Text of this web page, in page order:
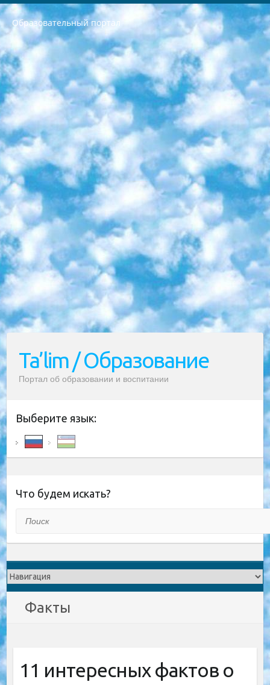
Образовательный портал
РЕСПУБЛИКА УЗБЕКИСТАН МИНИСТРЕРСТВО ДОШКОЛЬНОГО И ШКОЛЬНОГО ОБРАЗОВАНИЯ КОМАНДА в общеобразовательных учреждениях в 2023-2024 учебном году организация и проведение итоговой государственной аттестации обучающихся о Министра дошкольного и школьного образования Республики Узбекистан от 4 марта 2008 года (постановлением Минюста от 20 марта 2008 года № 1778 государственной регистрации) «Итоговое состояние учащихся общего среднего образования на основании положения об утверждении положения об аттестации общего среднего образования выпускной экзамен студентов в образовательных учреждениях в 2023-2024 учебном году В целях организации и прохождения аттестации приказываю: 1. Следующее: перечень предметов, по которым будет проводиться итоговая государственная аттестация и экзамен формы перевода согласно приложению 1; сертификаты международного образца, оценивающие уровень владения иностранными языками перечень согласно приложению 2; 2. Педагогический при специализированных образовательных учреждениях. научно-практический центр квалификации и международной оценки (Д.Давидова) 2024 г. До 25 марта: задания по предметам, по которым будет проводиться итоговая аттестация разработка и утверждение технических условий; итоговая аттестация на основании разработанного предметного задания разработка вопросов по предметам (устно и письменно), экзамен передача; общеобразовательные средние школы и специальные учебные заведения учащиеся выпускных классов школ и интернатов в агентской системе подготовка базы данных экзаменационных материалов и критериев оценки; перевод базы экзаменационных материалов на все языки обучения подать в Республиканский образовательный центр для изготовления; варианты экзаменов на основе разработанных контрольных материалов пусть будут поставлены задачи формирования. 3. Республиканский образовательный центр (Ш.Худайкулов) до 5 апреля 2024 года. до: база данных предоставленных экзаменационных материалов на все языки обучения перевод и экспертиза; для слепых, слабовидящих, глухих, слабослышащих и умственно отсталых детей учащиеся выпускных классов специализированных школ и школ-интернатов база данных экзаменационных материалов на всех преподаваемых языках подготовка критериев оценки; специализированные школы для умственно отсталых детей и технологии для учащихся выпускных классов школ-интернатов разработка соответствующих рекомендаций и критериев проведения ЕГЭ по естествознанию давать задания. 4. Педагогический при специализированных образовательных учреждениях. Научно-практический центр навыков и международной оценки (Д.Давидова), Республика образовательный центр (Худайкулов Ш.) итоговый государственный аттестационный экзамен ориентирован на творческое и логическое мышление при подготовке базы материалов учитывать введение заданий. 5. Следует отметить, что: сертификат государственного образца о знании общеобразовательного предмета и как минимум национальный уровень B1 по предметам на иностранных языках, указанным в Приложении 2. или международно признанный сертификат эквивалентного уровня студенты, изучающие определенный предмет, освобождаются от экзамена; по соответствующим предметам запланирована итоговая государственная аттестация за день до дня, путем жеребьевки Рабочей группой (в письменной форме по предметам, проводимым в форме) из числа сформированных вариантов выбрано 2 варианта; 2 выбранных варианта экзамена анонсированы на официальном сайте министерства и все выпускники по всей стране на основе этих вариантов проводит итоговую государственную аттестацию. 6. Государственное образование учащихся средних общеобразовательных учреждений. знания в соответствии с квалификационными требованиями, которые необходимо приобрести на основании стандартов итоговый (выпускной) контроль для 9 и 11 классов в целях тестирования Экзамены (далее – экзамены) состоят из предметов, перечисленных в приложении 1. будет сделано. 7. Экзамены пройдут с 26 мая по 15 июня 2024 г. (кроме науки физического воспитания). 8. Физическая для учащихся 9 классов общесредних образовательных учреждений. Экзамены по предмету «Образование, квалификация медицина» 1-6 мая 2024 года. сотрудники перевести под присмотр (с отклонениями в физическом или умственном развитии) специализированная школа для детей, школы-интернаты и со сколиозом школы-интернаты санаторного типа для больных детей исключены). 9. Он был слепым, слабовидящим и имел нарушения опорно-двигательного аппарата. экзамены в специализированных школах и интернатах для детей должны проводиться исходя из требований, предъявляемых к общеобразовательным учреждениям (физкультура кроме науки). 10. Специализированная школа для глухих и слабослышащих детей. и экзамены в интернатах и быть реализован в виде письменного теста по математике. 11. Специальность для умственно отсталых детей. Для 9 класса Родной язык и литературное письмо Государственный язык (язык обучения – узбекский). для неклассов) написано Математическое письмо Письменная/устная история Узбекистана Физическое воспитание практично Итоговый контроль Для 11 класса Написание родного языка и литературы (эссе) Математическое письмо Узбекский язык (обучение на узбекском языке) не посещающее общее среднее образование для учреждений)/Образовательное учреждение выбор письменный и устный Иностранный язык письменный/устный Письменная/устная история Узбекистана *По выбору студента:  Химия  Физика  Основы государственного права  География 10 бесплатных образовательных ресурсов - Мы составили подборку онлайн-проектов с интерактивными упражнениями, видеолекциями и статьями. Они помогут вам обрести новые и освежить старые знания бесплатно. 1. «ИНТУИТ» Старейшая образовательная площадка Рунета. Здесь вы найдёте сотни текстовых и видеокурсов на десятки различных тем — от программирования до психологии. Многие курсы подготовлены российскими университетами и крупными международными компаниями вроде Intel и Microsoft. Самостоятельное обучение бесплатное, но желающие могут оплатить услуги персональных наставников. 2. «Смартия» знакомит с актуальными профессиями и подсказывает, как им обучаться. Выбрав заинтересовавшую вас специальность — SMM-специалист, фотограф, веб-дизайнер или другую, — увидите список необходимых для неё умений. Чтобы вы могли освоить их самостоятельно, для каждого умения площадка отображает подборку ссылок на учебные материалы. Хотя «Смартия» ориентируется на русскоязычную аудиторию, часть контента всё же доступна только на английском. 3. «Лекторий Физтеха» Проект Московского физико-технического института (Физтеха). С его помощью вы можете смотреть онлайн серии лекций, записанные на видео в этом вузе. В числе доступных предметов — физика, биология, химия, информационные технологии и другие. К некоторым лекциям администрация ресурса прилагает готовые конспекты, которые можно скачивать в PDF-формате. 4. ITMOcourses Онлайн-площадка Санкт-Петербургского национального исследовательского университета информационных технологий, механики и оптики (ИТМО). Ресурс предоставляет свободный доступ к курсам, разработанным в этом вузе. Каталог материалов разбит на четыре категории: «Оптические системы и технологии», «Приборостроение и робототехника», «Информационные технологии» и «Биотехнологии». Курсы состоят из видеолекций, интерактивных демонстраций и заданий. 5. «КиберЛенинка» Электронная научная библиотека открытого доступа. Каталог площадки регулярно обрастает текстами статей из различных научных изданий. Сгруппированные по журналам и рубрикам публикации можно читать онлайн или скачивать целиком в PDF-формате. Проект нацелен на популяризацию науки за счёт открытого доступа к качественной информации. 6. «ПостНаука» На этом ресурсе публикуют подборки видеолекций, составленные экспертами из разных отраслей и объединённые общими темами. Среди них, к примеру, есть серии «Биоинформатика и геномика», «Культура средневековой Скандинавии» и Cinema Studies о теории кино. Каждая подборка лекций — логически связанная история, рассказанная экспертом от первого лица. Кроме того, на сайте появляются научно-образовательные статьи и тесты на разные темы. 7. «Newочём» Команда проекта «Newочём» отбирает самые интересные тексты из англоязычных СМИ и переводит те из них, за которые голосуют участники сообщества «ВКонтакте». По большей части это научно-популярные статьи. Редакторы придумывают лишь заголовки, в остальном содержание переводов соответствует оригиналам. Полные тексты можно читать прямо в социальной сети. 8. InternetUrok Онлайн-база материалов по основным дисциплинам школьной программы. Информация на сайте структурирована по классам, предметам и темам (урокам). Каждый урок состоит из видеолекций и конспектов. Есть также интерактивные тренажёры и тесты для закрепления пройденного материала. Даже если вы давно окончили школу, возможность повторить программу старших классов всегда может пригодиться. 9. Edutainme Ещё один ресурс об образовании. В отличие от Newtonew, как мне кажется, Edutainme больше ориентируется на представителей индустрии: педагогов, предпринимателей, разработчиков образовательных проектов. Но и любой, кто просто стремится к саморазвитию, найдёт на сайте много полезного и интересного для себя. Например, информацию о новых курсах и образовательных сервисах. 10. Newtonew Онлайн-медиа об образовании и обучении в широком смысле. Авторы Newtonew пишут об инструментах, заведениях, тактиках и стратегиях, которые помогают учить других и получать новые знания самостоятельно. На этой площадке вы найдёте новости, обзоры, аналитические мат
Ta’lim / Образование
Портал об образовании и воспитании
Выберите язык:
Что будем искать?
Факты
11 интересных фактов о